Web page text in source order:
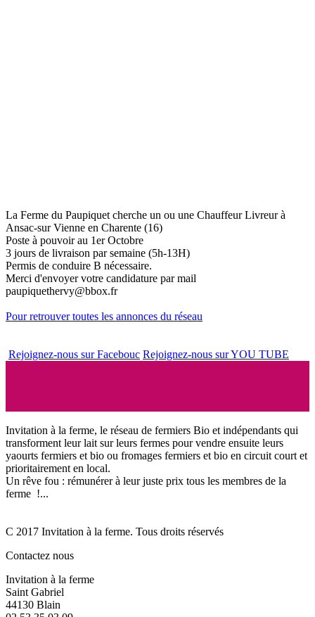
La Ferme du Paupiquet cherche un ou une Chauffeur Livreur à
Ansac-sur Vienne en Charente (16)
Poste à pouvoir au 1er Octobre
3 jours de livraison par semaine (5h-13H)
Permis de conduire B nécessaire.
Merci d'envoyer votre candidature par mail
paupiquethervy@bbox.fr
Pour retrouver toutes les annonces du réseau
Rejoignez-nous sur Facebouc Rejoignez-nous sur YOU TUBE
Invitation à la ferme, le réseau de fermiers Bio et indépendants qui
transforment leur lait sur leurs fermes pour vendre ensuite leurs
yaourts fermiers et bio ou fromages fermiers et bio en circuit court et
prioritairement en local.
Un rêve fou : rémunérer à leur juste prix tous les membres de la
ferme !...
C 2017 Invitation à la ferme. Tous droits réservés
Contactez nous
Invitation à la ferme
Saint Gabriel
44130 Blain